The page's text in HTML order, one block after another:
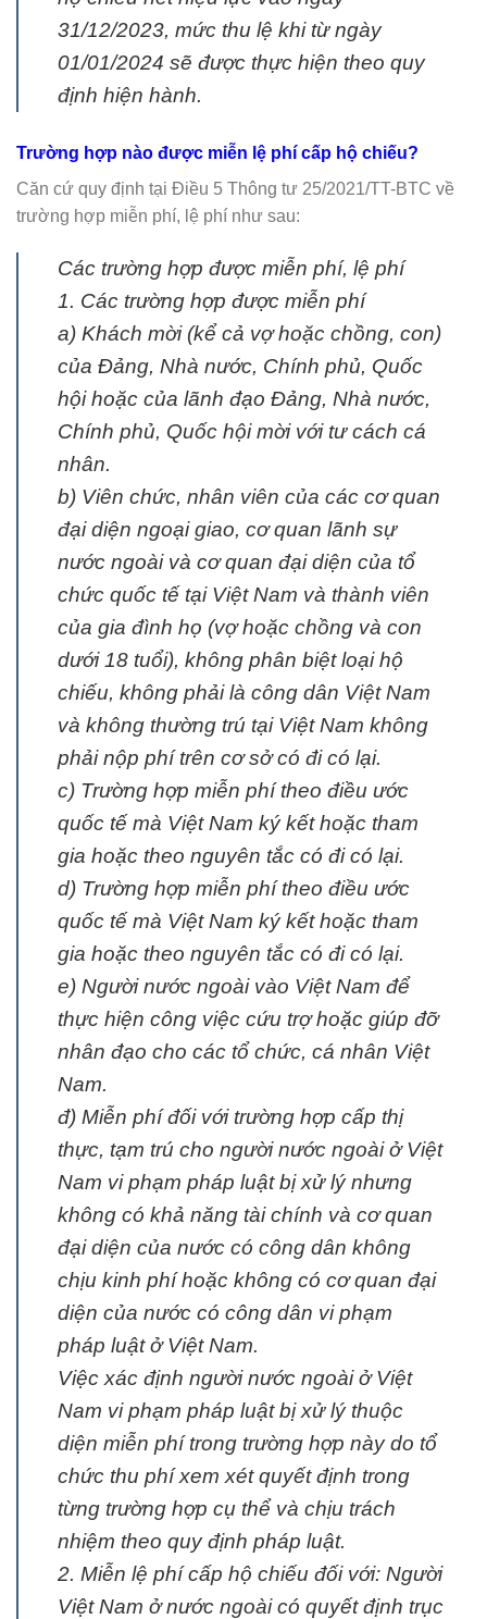
31/12/2023, mức thu lệ khi từ ngày
01/01/2024 sẽ được thực hiện theo quy
định hiện hành.
Trường hợp nào được miễn lệ phí cấp hộ chiếu?
Căn cứ quy định tại Điều 5 Thông tư 25/2021/TT-BTC về
trường hợp miễn phí, lệ phí như sau:
Các trường hợp được miễn phí, lệ phí
1. Các trường hợp được miễn phí
a) Khách mời (kể cả vợ hoặc chồng, con)
của Đảng, Nhà nước, Chính phủ, Quốc
hội hoặc của lãnh đạo Đảng, Nhà nước,
Chính phủ, Quốc hội mời với tư cách cá
nhân.
b) Viên chức, nhân viên của các cơ quan
đại diện ngoại giao, cơ quan lãnh sự
nước ngoài và cơ quan đại diện của tổ
chức quốc tế tại Việt Nam và thành viên
của gia đình họ (vợ hoặc chồng và con
dưới 18 tuổi), không phân biệt loại hộ
chiếu, không phải là công dân Việt Nam
và không thường trú tại Việt Nam không
phải nộp phí trên cơ sở có đi có lại.
c) Trường hợp miễn phí theo điều ước
quốc tế mà Việt Nam ký kết hoặc tham
gia hoặc theo nguyên tắc có đi có lại.
d) Trường hợp miễn phí theo điều ước
quốc tế mà Việt Nam ký kết hoặc tham
gia hoặc theo nguyên tắc có đi có lại.
e) Người nước ngoài vào Việt Nam để
thực hiện công việc cứu trợ hoặc giúp đỡ
nhân đạo cho các tổ chức, cá nhân Việt
Nam.
đ) Miễn phí đối với trường hợp cấp thị
thực, tạm trú cho người nước ngoài ở Việt
Nam vi phạm pháp luật bị xử lý nhưng
không có khả năng tài chính và cơ quan
đại diện của nước có công dân không
chịu kinh phí hoặc không có cơ quan đại
diện của nước có công dân vi phạm
pháp luật ở Việt Nam.
Việc xác định người nước ngoài ở Việt
Nam vi phạm pháp luật bị xử lý thuộc
diện miễn phí trong trường hợp này do tổ
chức thu phí xem xét quyết định trong
từng trường hợp cụ thể và chịu trách
nhiệm theo quy định pháp luật.
2. Miễn lệ phí cấp hộ chiếu đối với: Người
Việt Nam ở nước ngoài có quyết định trục